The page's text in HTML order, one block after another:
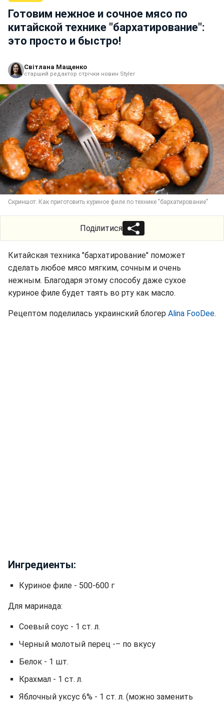
Готовим нежное и сочное мясо по
китайской технике "бархатирование":
это просто и быстро!
Світлана Мащенко
старший редактор стрічки новин Styler
Скриншот: Как приготовить куриное филе по технике "бархатирование"
Поділитися
Китайская техника "бархатирование" поможет
сделать любое мясо мягким, сочным и очень
нежным. Благодаря этому способу даже сухое
куриное филе будет таять во рту как масло.
Рецептом поделилась украинский блогер Alina FooDee.
Ингредиенты:
Куриное филе - 500-600 г
Для маринада:
Соевый соус - 1 ст. л.
Черный молотый перец -– по вкусу
Белок - 1 шт.
Крахмал - 1 ст. л.
Яблочный уксус 6% - 1 ст. л. (можно заменить